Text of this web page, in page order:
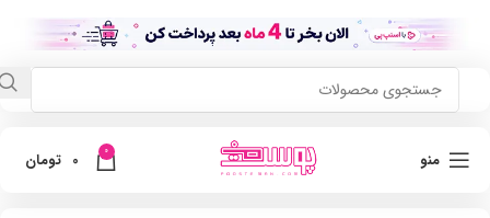
منو 0
0 تومان